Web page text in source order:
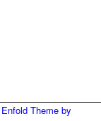
Enfold Theme by